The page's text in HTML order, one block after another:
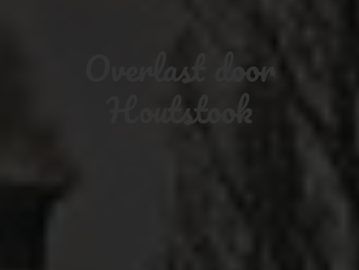
Overlast door
Houtstook